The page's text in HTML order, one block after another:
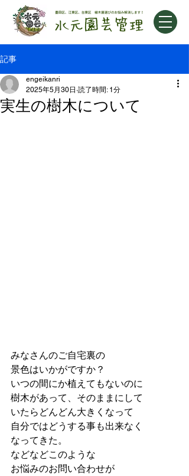
記事
実生の樹木について
engeikanri
2025年5月30日 読了時間: 1分
みなさんのご自宅裏の
景色はいかがですか？
いつの間にか植えてもないのに
樹木があって、そのままにして
いたらどんどん大きくなって
自分ではどうする事も出来なく
なってきた。
などなどこのような
お悩みのお問い合わせが